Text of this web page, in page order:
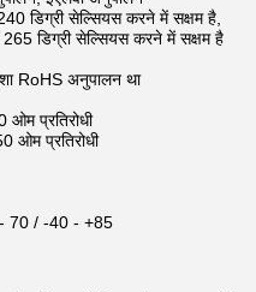
डिग्री सेल्सियस करने में सक्षम है,
डिग्री सेल्सियस करने में सक्षम है
RoHS अनुपालन था
ओम प्रतिरोधी
ओम प्रतिरोधी
- 70 / -40 - +85